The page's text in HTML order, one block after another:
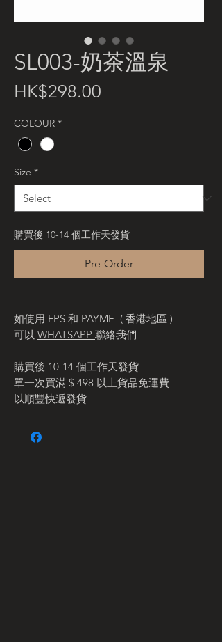
SL003-奶茶溫泉
HK$298.00
COLOUR *
Size *
購買後 10-14 個工作天發貨
Pre-Order
如使用 FPS 和 PAYME ( 香港地區 )
可以 WHATSAPP 聯絡我們
購買後 10-14 個工作天發貨
單一次買滿 $ 498 以上貨品免運費
以順豐快遞發貨